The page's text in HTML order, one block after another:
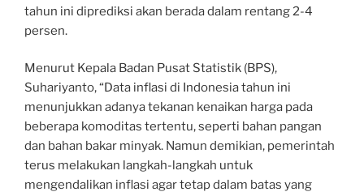
tahun ini diprediksi akan berada dalam rentang 2-4
persen.
Menurut Kepala Badan Pusat Statistik (BPS),
Suhariyanto, “Data inflasi di Indonesia tahun ini
menunjukkan adanya tekanan kenaikan harga pada
beberapa komoditas tertentu, seperti bahan pangan
dan bahan bakar minyak. Namun demikian, pemerintah
terus melakukan langkah-langkah untuk
mengendalikan inflasi agar tetap dalam batas yang